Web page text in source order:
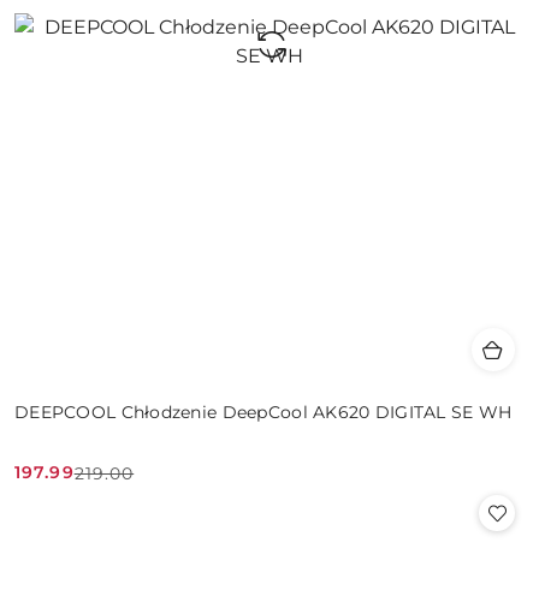
DEEPCOOL Chłodzenie DeepCool AK620 DIGITAL SE WH
Cena
197.99
Cena
219.00